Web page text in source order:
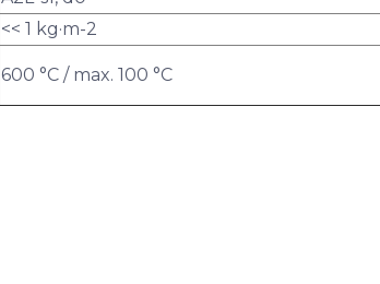
<< 1 kg·m-2
600 °C / max. 100 °C